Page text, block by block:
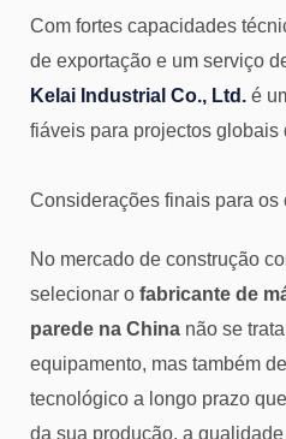
Com fortes capacidades
de exportação e um serviço
Kelai Industrial Co., Ltd. é
fiáveis para projectos globais
Considerações finais para os
No mercado de construção
selecionar o fabricante de
parede na China não se
equipamento, mas também
tecnológico a longo prazo
da sua produção, a